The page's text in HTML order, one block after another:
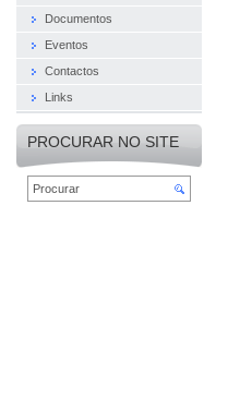
Documentos
Eventos
Contactos
Links
PROCURAR NO SITE